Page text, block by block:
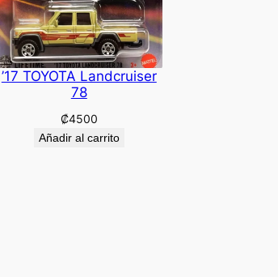
’17 TOYOTA Landcruiser
78
₡4500
Añadir al carrito